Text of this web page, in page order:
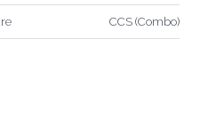
CCS (Combo)